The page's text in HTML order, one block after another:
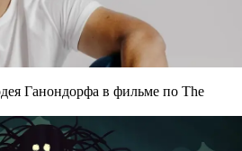
Ганондорфа в фильме по The